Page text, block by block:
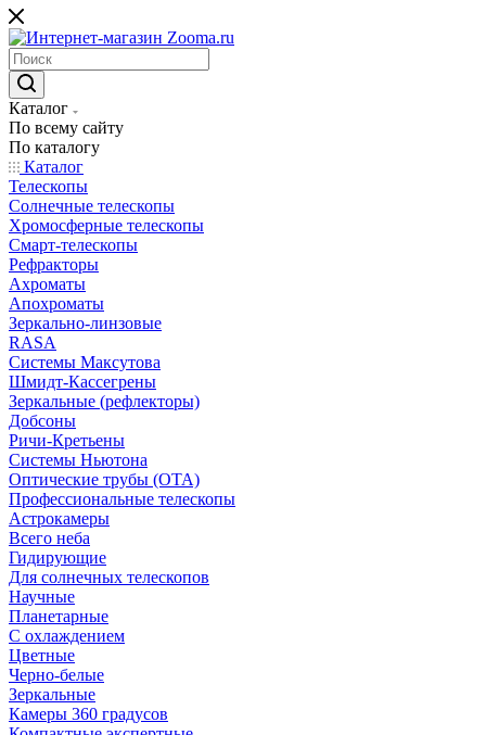
Каталог
По всему сайту
По каталогу
Каталог
Телескопы
Солнечные телескопы
Хромосферные телескопы
Смарт-телескопы
Рефракторы
Ахроматы
Апохроматы
Зеркально-линзовые
RASA
Системы Максутова
Шмидт-Кассегрены
Зеркальные (рефлекторы)
Добсоны
Ричи-Кретьены
Системы Ньютона
Оптические трубы (OTA)
Профессиональные телескопы
Астрокамеры
Всего неба
Гидирующие
Для солнечных телескопов
Научные
Планетарные
С охлаждением
Цветные
Черно-белые
Зеркальные
Камеры 360 градусов